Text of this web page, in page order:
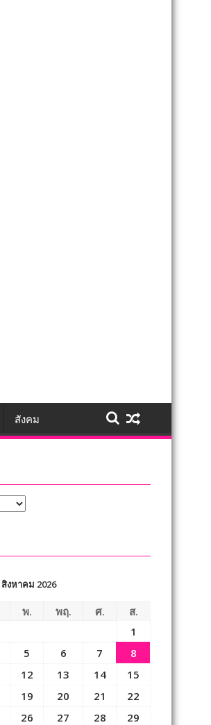
สังคม
สิงหาคม 2026
พ. พฤ. ศ.
ส.
1
5 6 7
8
12 13 14
15
19 20 21
22
26 27 28
29